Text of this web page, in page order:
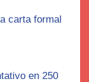
carta formal
en 250